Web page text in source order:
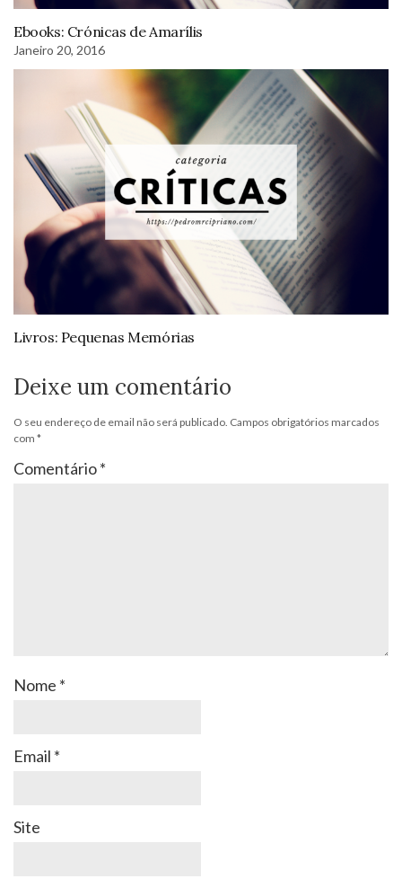
Ebooks: Crónicas de Amarílis
Janeiro 20, 2016
Livros: Pequenas Memórias
Deixe um comentário
O seu endereço de email não será publicado. Campos obrigatórios marcados
com *
Comentário*
Nome *
Email *
Site